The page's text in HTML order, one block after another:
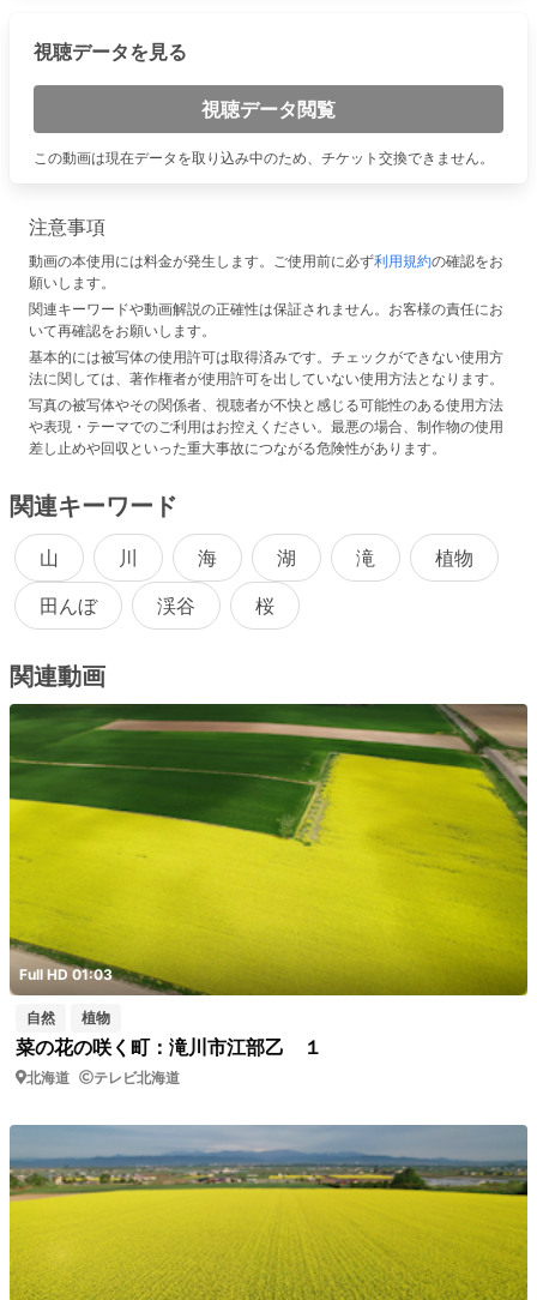
視聴データを見る
視聴データ閲覧
この動画は現在データを取り込み中のため、チケット交換できません。
注意事項
動画の本使用には料金が発生します。ご使用前に必ず利用規約の確認をお
願いします。
関連キーワードや動画解説の正確性は保証されません。お客様の責任にお
いて再確認をお願いします。
基本的には被写体の使用許可は取得済みです。チェックができない使用方
法に関しては、著作権者が使用許可を出していない使用方法となります。
写真の被写体やその関係者、視聴者が不快と感じる可能性のある使用方法
や表現・テーマでのご利用はお控えください。最悪の場合、制作物の使用
差し止めや回収といった重大事故につながる危険性があります。
関連キーワード
山 川 海 湖 滝
植物
田んぼ
渓谷 桜
関連動画
Full HD 01:03
自然 植物
菜の花の咲く町：滝川市江部乙 １
北海道 テレビ北海道